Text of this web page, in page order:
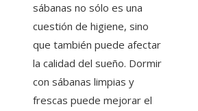
sábanas no sólo es una
cuestión de higiene, sino
que también puede afectar
la calidad del sueño. Dormir
con sábanas limpias y
frescas puede mejorar el